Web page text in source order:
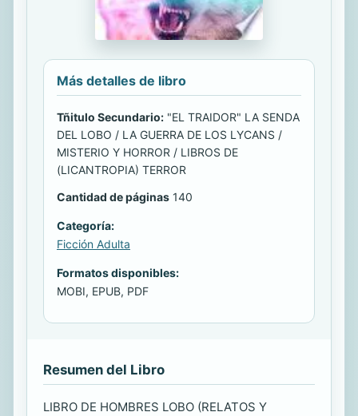
Más detalles de libro
Tñitulo Secundario: "EL TRAIDOR" LA SENDA
DEL LOBO / LA GUERRA DE LOS LYCANS /
MISTERIO Y HORROR / LIBROS DE
(LICANTROPIA) TERROR
Cantidad de páginas 140
Categoría:
Ficción Adulta
Formatos disponibles:
MOBI, EPUB, PDF
Resumen del Libro
LIBRO DE HOMBRES LOBO (RELATOS Y